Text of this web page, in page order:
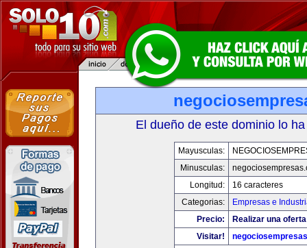
El dueño de este dominio lo
Mayusculas:
Minusculas:
Longitud:
16 caracteres
Categorias:
Empresas e
Precio:
Realizar una
Visitar!